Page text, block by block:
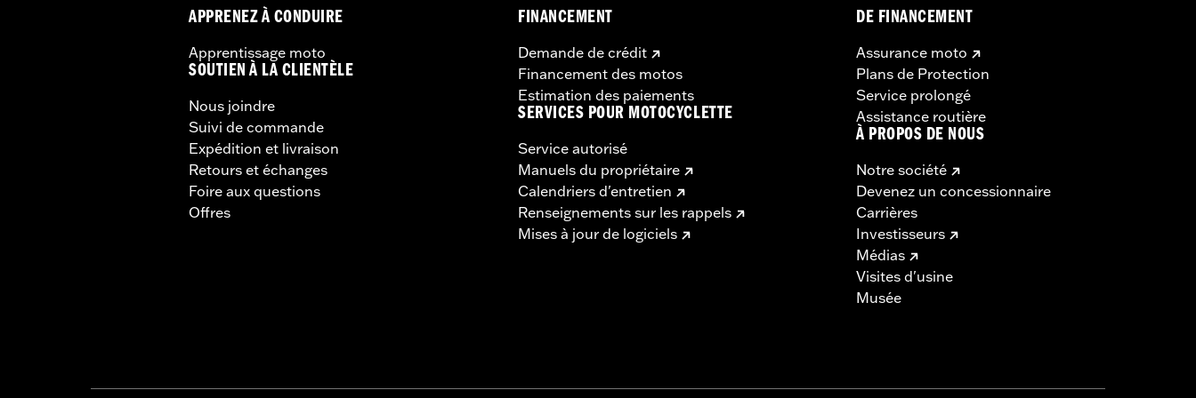
APPRENEZ À CONDUIRE
Apprentissage moto
SOUTIEN À LA CLIENTÈLE
Nous joindre
Suivi de commande
Expédition et livraison
Retours et échanges
Foire aux questions
Offres
FINANCEMENT
Demande de crédit
Financement des motos
Estimation des paiements
SERVICES POUR MOTOCYCLETTE
Service autorisé
Manuels du propriétaire
Calendriers d'entretien
Renseignements sur les rappels
Mises à jour de logiciels
DE FINANCEMENT
Assurance moto
Plans de Protection
Service prolongé
Assistance routière
À PROPOS DE NOUS
Notre société
Devenez un concessionnaire
Carrières
Investisseurs
Médias
Visites d'usine
Musée